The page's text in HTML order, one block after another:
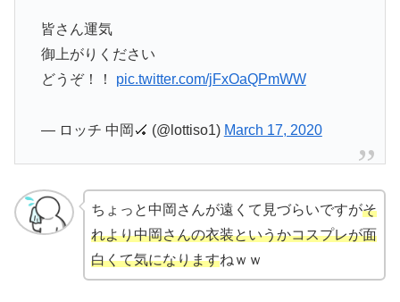
皆さん運気
御上がりください
どうぞ！！ pic.twitter.com/jFxOaQPmWW
— ロッチ 中岡🏑 (@lottiso1) March 17, 2020
ちょっと中岡さんが遠くて見づらいですがそ
れより中岡さんの衣装というかコスプレが面
白くて気になりますねｗｗ